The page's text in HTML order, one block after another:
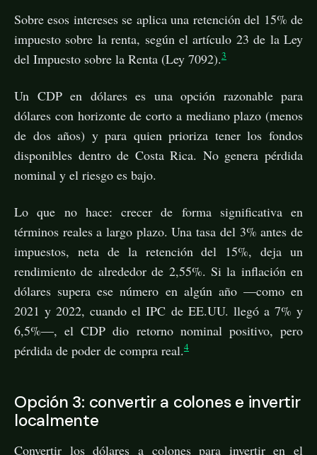
Sobre esos intereses se aplica una retención del 15% de
impuesto sobre la renta, según el artículo 23 de la Ley
del Impuesto sobre la Renta (Ley 7092).3
Un CDP en dólares es una opción razonable para
dólares con horizonte de corto a mediano plazo (menos
de dos años) y para quien prioriza tener los fondos
disponibles dentro de Costa Rica. No genera pérdida
nominal y el riesgo es bajo.
Lo que no hace: crecer de forma significativa en
términos reales a largo plazo. Una tasa del 3% antes de
impuestos, neta de la retención del 15%, deja un
rendimiento de alrededor de 2,55%. Si la inflación en
dólares supera ese número en algún año —como en
2021 y 2022, cuando el IPC de EE.UU. llegó a 7% y
6,5%—, el CDP dio retorno nominal positivo, pero
pérdida de poder de compra real.4
Opción 3: convertir a colones e invertir
localmente
Convertir los dólares a colones para invertir en el